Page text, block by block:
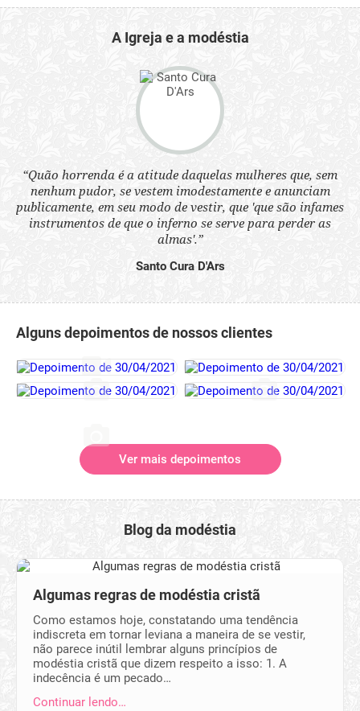
A Igreja e a modéstia
“Quão horrenda é a atitude daquelas mulheres que, sem
nenhum pudor, se vestem imodestamente e anunciam
publicamente, em seu modo de vestir, que 'que são infames
instrumentos de que o inferno se serve para perder as
almas'.”
Santo Cura D'Ars
Alguns depoimentos de nossos clientes
Ver mais depoimentos
Blog da modéstia
Algumas regras de modéstia cristã
Como estamos hoje, constatando uma tendência
indiscreta em tornar leviana a maneira de se vestir,
não parece inútil lembrar alguns princípios de
modéstia cristã que dizem respeito a isso: 1. A
indecência é um pecado…
Continuar lendo…